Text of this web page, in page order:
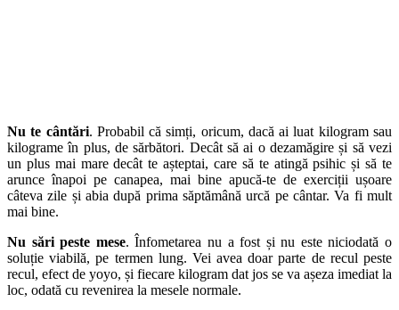
Nu te cântări. Probabil că simți, oricum, dacă ai luat kilogram sau
kilograme în plus, de sărbători. Decât să ai o dezamăgire și să vezi
un plus mai mare decât te așteptai, care să te atingă psihic și să te
arunce înapoi pe canapea, mai bine apucă-te de exerciții ușoare
câteva zile și abia după prima săptămână urcă pe cântar. Va fi mult
mai bine.
Nu sări peste mese. Înfometarea nu a fost și nu este niciodată o
soluție viabilă, pe termen lung. Vei avea doar parte de recul peste
recul, efect de yoyo, și fiecare kilogram dat jos se va așeza imediat la
loc, odată cu revenirea la mesele normale.